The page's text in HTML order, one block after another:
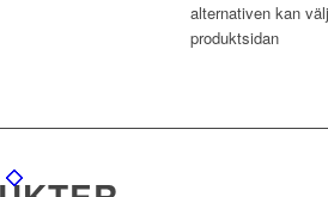
alternativen kan
produktsidan